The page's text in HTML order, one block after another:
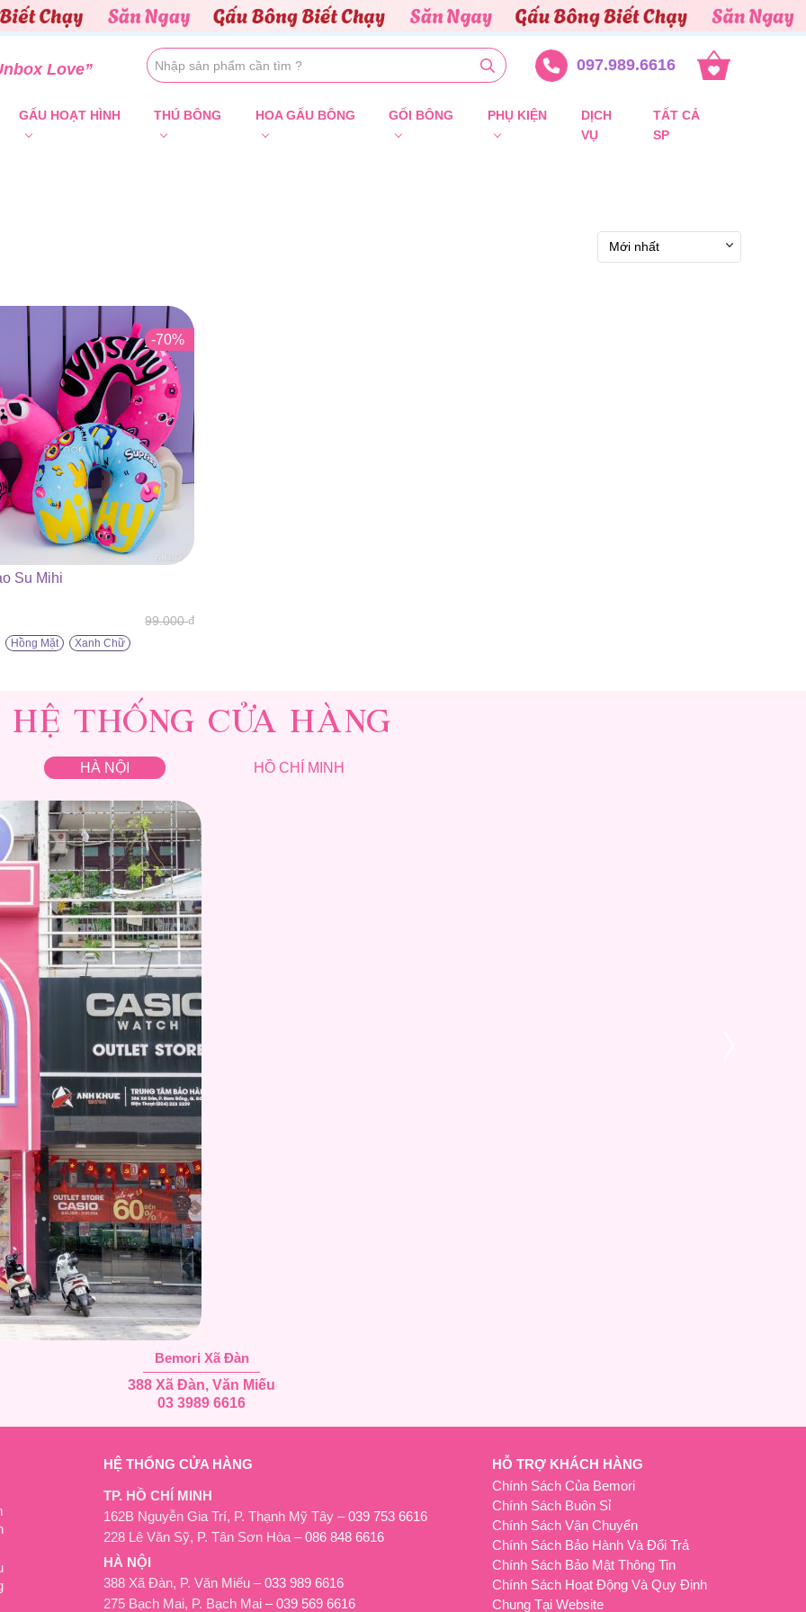
Love” 097.989.6616
GẤU HOẠT HÌNH THÚ BÔNG HOA GẤU BÔNG GỐI BÔNG PHỤ KIỆN
DỊCH
VỤ
TẤT CẢ
SP
-70%
Su Mihi
99.000đ
Hồng Mặt Xanh Chữ
HỆ THỐNG CỬA HÀNG
HÀ NỘI HỒ CHÍ MINH
Bemori Xã Đàn
388 Xã Đàn, Văn Miếu
03 3989 6616
HỆ THỐNG CỬA HÀNG
TP. HỒ CHÍ MINH
162B Nguyễn Gia Trí, P. Thạnh Mỹ Tây –039 753 6616
228 Lê Văn Sỹ, P. Tân Sơn Hòa –086 848 6616
HÀ NỘI
388 Xã Đàn, P. Văn Miếu –033 989 6616
275 Bạch Mai, P. Bạch Mai –039 569 6616
HỖ TRỢ KHÁCH HÀNG
Chính Sách Của Bemori
Chính Sách Buôn Sỉ
Chính Sách Vận Chuyển
Chính Sách Bảo Hành Và Đổi Trả
Chính Sách Bảo Mật Thông Tin
Chính Sách Hoạt Động Và Quy Định
Chung Tại Website